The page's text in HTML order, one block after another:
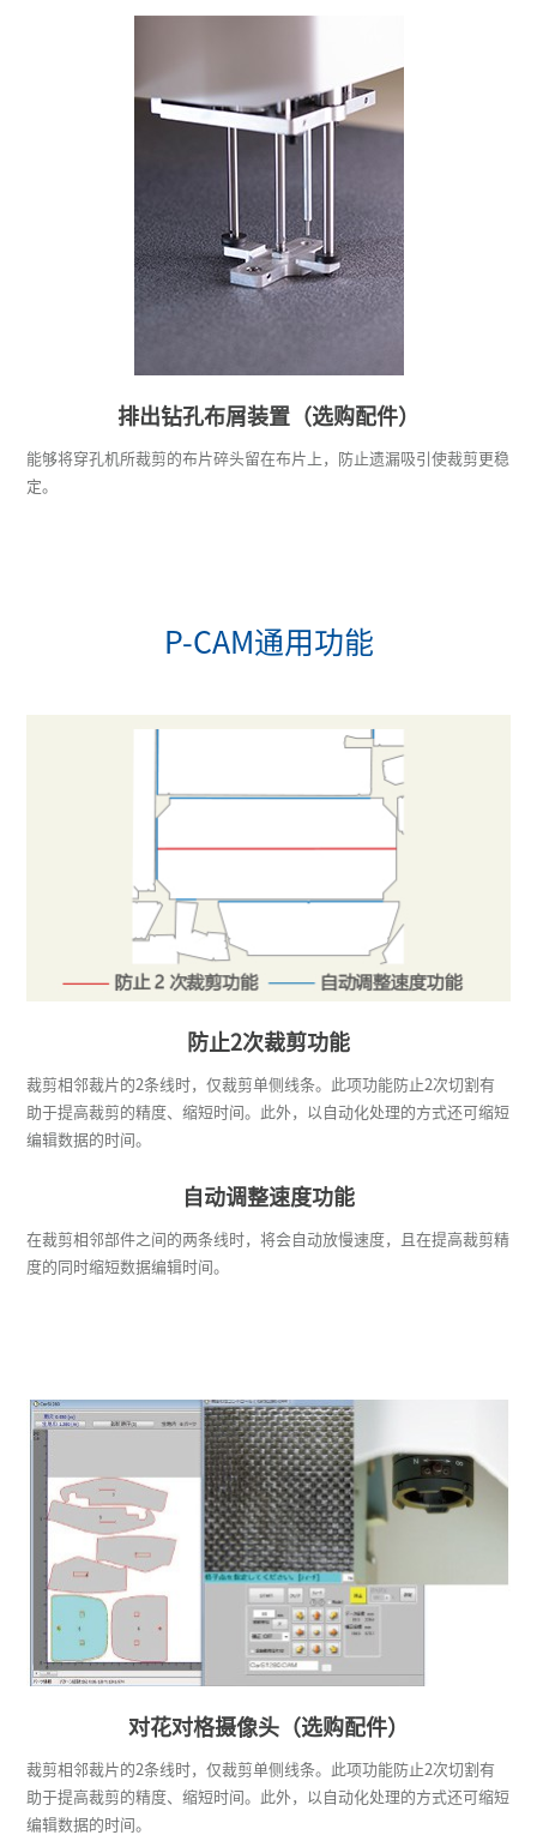
排出钻孔布屑装置（选购配件）
能够将穿孔机所裁剪的布片碎头留在布片上，防止遗漏吸引使裁剪更稳
定。
P-CAM通用功能
防止2次裁剪功能
裁剪相邻裁片的2条线时，仅裁剪单侧线条。此项功能防止2次切割有
助于提高裁剪的精度、缩短时间。此外，以自动化处理的方式还可缩短
编辑数据的时间。
自动调整速度功能
在裁剪相邻部件之间的两条线时，将会自动放慢速度，且在提高裁剪精
度的同时缩短数据编辑时间。
对花对格摄像头（选购配件）
裁剪相邻裁片的2条线时，仅裁剪单侧线条。此项功能防止2次切割有
助于提高裁剪的精度、缩短时间。此外，以自动化处理的方式还可缩短
编辑数据的时间。